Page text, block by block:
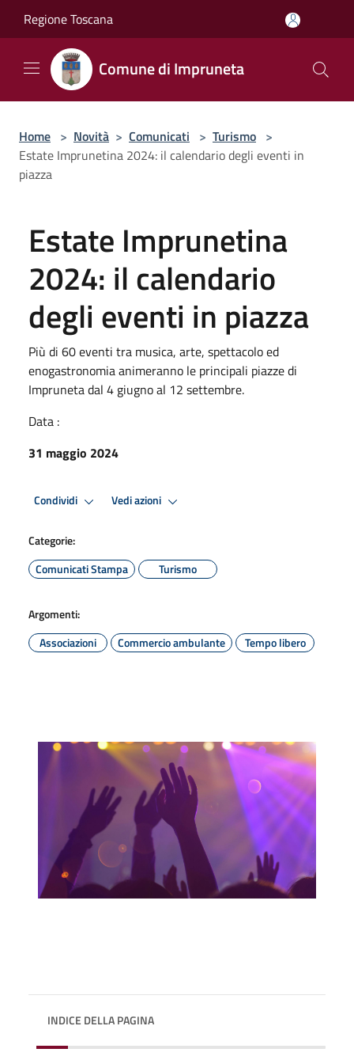
Regione Toscana
Comune di Impruneta
Home > Novità > Comunicati > Turismo >
Estate Imprunetina 2024: il calendario degli eventi in
piazza
Estate Imprunetina
2024: il calendario
degli eventi in piazza
Più di 60 eventi tra musica, arte, spettacolo ed
enogastronomia animeranno le principali piazze di
Impruneta dal 4 giugno al 12 settembre.
Data :
31 maggio 2024
Condividi Vedi azioni
Categorie:
Comunicati Stampa
Turismo
Argomenti:
Associazioni
Commercio ambulante Tempo libero
INDICE DELLA PAGINA